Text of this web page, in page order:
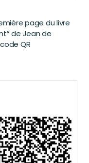
page du livre
de Jean de
QR